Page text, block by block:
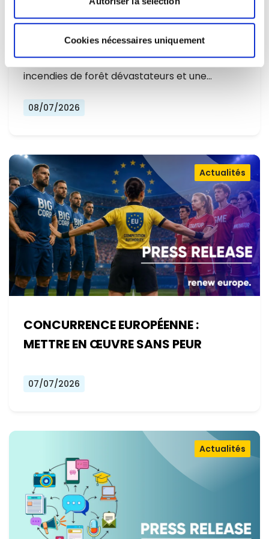
Cookies nécessaires uniquement
L'EUROPE NE PEUT PLUS SE
CONTENTER DE RÉAGIR ET DOIT SE
PRÉPARER
Alors que l'Europe connaît un nouvel été
marqué par des températures record, des
incendies de forêt dévastateurs et une…
08/07/2026
CONCURRENCE EUROPÉENNE :
METTRE EN ŒUVRE SANS PEUR
Actualités
07/07/2026
Actualités